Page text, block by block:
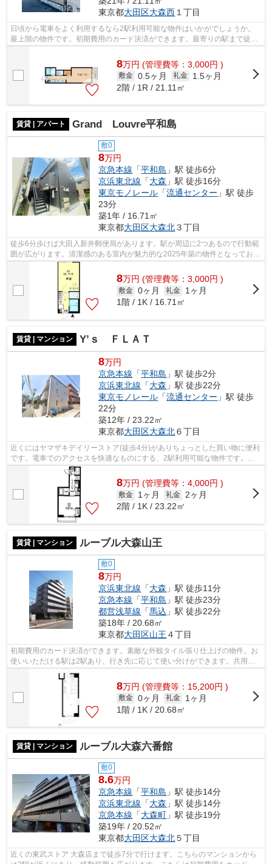
東京都大田区大森西 １丁目
日頃から電車をよく利用するなら2駅利用可能な物件はいかがでしょうか。
最上階の物件です。初期費用のカード決済ができます。最寄りの駅まで徒歩
8万円 (管理費等：3,000円 )
敷金 0.5ヶ月 礼金
1.5ヶ月
2階 / 1R / 21.11㎡
賃貸 | アパート Grand Louvre平和島
敷0
8万円
京急本線 「平和島 」駅 徒歩6分
京浜東北線 「大森 」駅 徒歩16分
東京モノレール 「流通センター 」駅 徒歩
23分
築1年 / 16.71㎡
東京都大田区大森北３丁目
徒歩6分歩けば大田入新井郵便局があります。駅が周辺に2つあるので行動範
囲が広がります。清潔感のある室内が魅力的な2025年築の物件となってお
り、一押しです。徒歩6分に駅のある、ニ...
8万円 (管理費等：3,000円 )
敷金 0ヶ月 礼金
1ヶ月
1階 / 1K / 16.71㎡
賃貸 | マンション Y’ｓ ＦＬＡＴ
8万円
京急本線 「平和島 」駅 徒歩2分
京浜東北線 「大森 」駅 徒歩22分
東京モノレール 「流通センター 」駅 徒歩
22分
築12年 / 23.22㎡
東京都大田区大森北６丁目
近くにはヤマザキデイリーストア(徒歩4分)がありちょっとした買い物に便利
です。電車でのアクセスを快適なものにする、2駅利用可能な物件です。外
観タイル張りは、耐水効果があるので...
8万円 (管理費等：4,000円 )
敷金 1ヶ月 礼金
2ヶ月
2階 / 1K / 23.22㎡
賃貸 | マンション ルーブル大森山王
敷0
8万円
京浜東北線 「大森 」駅 徒歩11分
京急本線 「平和島 」駅 徒歩23分
都営浅草線 「馬込 」駅 徒歩22分
築18年 / 20.68㎡
東京都大田区山王 ４丁目
初期費用のカード決済ができます。素敵な外観タイル張り仕上げの物件。お
使いいただける駅は2駅あり、行き先に応じて使い分けができます。共用部
には敷地内ごみ置き場・エレベータなど...
8万円 (管理費等：15,200円 )
敷金 0ヶ月 礼金
1ヶ月
1階 / 1K / 20.68㎡
賃貸 | マンション ルーブル大森六番館
敷0
8.6万円
京急本線 「平和島 」駅 徒歩14分
京浜東北線 「大森 」駅 徒歩14分
京急本線 「大森町 」駅 徒歩19分
築19年 / 20.52㎡
東京都大田区大森北５丁目
近くの東武ストア 大森店まで徒歩7分で行けます。こちらのマンションから